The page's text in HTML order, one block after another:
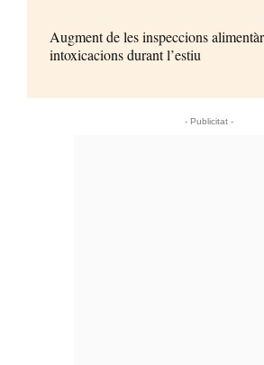
Augment de les inspeccions
intoxicacions durant l’estiu
- Publicitat -